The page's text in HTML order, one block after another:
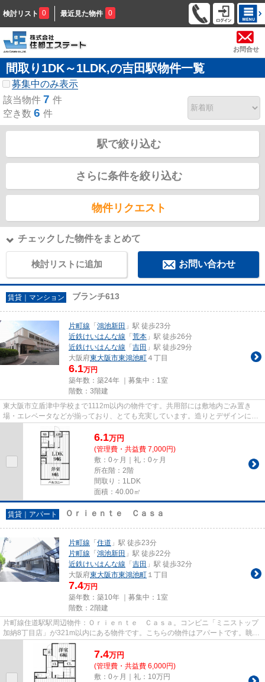
検討リスト 0 最近見た物件 0
お問合せ
間取り1DK～1LDK,の吉田駅物件一覧
募集中のみ表示
該当物件 7 件
空き数 6 件
駅で絞り込む
さらに条件を絞り込む
物件リクエスト
チェックした物件をまとめて
検討リストに追加 お問い合わせ
賃貸｜マンション ブランチ613
片町線 「 鴻池新田 」駅 徒歩23分
近鉄けいはんな線 「 荒本 」駅 徒歩26分
近鉄けいはんな線 「 吉田 」駅 徒歩29分
大阪府東大阪市東鴻池町 ４丁目
6.1万円
築年数：築24年 ｜募集中： 1室
階数：3階建
東大阪市立盾津中学校まで1112m以内の物件です。共用部には敷地内ごみ置き
場・エレベータなどが揃っており、とても充実しています。造りとデザインに関
して、自信をもって情報を提供で...
6.1万円
(管理費・共益費 7,000円)
敷：0ヶ月｜礼：0ヶ月
所在階：2階
間取り：1LDK
面積：40.00㎡
賃貸｜アパート Ｏｒｉｅｎｔｅ Ｃａｓａ
片町線 「 住道 」駅 徒歩23分
片町線 「 鴻池新田 」駅 徒歩22分
近鉄けいはんな線 「 吉田 」駅 徒歩32分
大阪府東大阪市東鴻池町 １丁目
7.4万円
築年数：築10年 ｜募集中： 1室
階数：2階建
片町線住道駅駅周辺物件：Ｏｒｉｅｎｔｅ Ｃａｓａ。コンビニ「ミニストップ
加納8丁目店」が321m以内にある物件です。こちらの物件はアパートです。眺望
良好なエリアで魅力的です。物...
7.4万円
(管理費・共益費 6,000円)
敷：0ヶ月｜礼：10万円